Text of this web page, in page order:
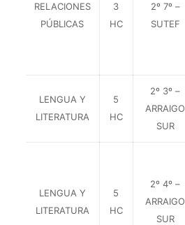
RELACIONES
PÚBLICAS
3
HC
2º 7º –
SUTEF
LENGUA Y
LITERATURA
5
HC
2º 3º –
ARRAIGO
SUR
LENGUA Y
LITERATURA
5
HC
2º 4º –
ARRAIGO
SUR